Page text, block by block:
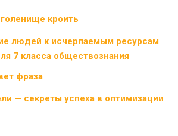
кроить
людей к исчерпаемым ресурсам
7 класса обществознания
фраза
— секреты успеха в оптимизации